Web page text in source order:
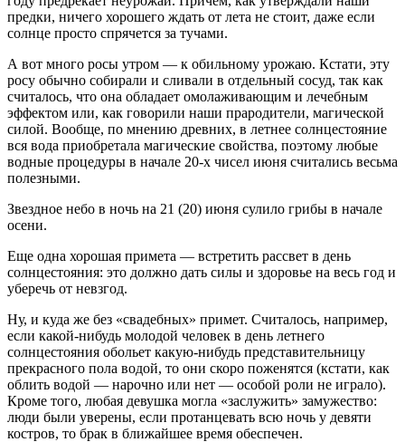
предки, ничего хорошего ждать от лета не стоит, даже если
солнце просто спрячется за тучами.
А вот много росы утром — к обильному урожаю. Кстати, эту
росу обычно собирали и сливали в отдельный сосуд, так как
считалось, что она обладает омолаживающим и лечебным
эффектом или, как говорили наши прародители, магической
силой. Вообще, по мнению древних, в летнее солнцестояние
вся вода приобретала магические свойства, поэтому любые
водные процедуры в начале 20-х чисел июня считались весьма
полезными.
Звездное небо в ночь на 21 (20) июня сулило грибы в начале
осени.
Еще одна хорошая примета — встретить рассвет в день
солнцестояния: это должно дать силы и здоровье на весь год и
уберечь от невзгод.
Ну, и куда же без «свадебных» примет. Считалось, например,
если какой-нибудь молодой человек в день летнего
солнцестояния обольет какую-нибудь представительницу
прекрасного пола водой, то они скоро поженятся (кстати, как
облить водой — нарочно или нет — особой роли не играло).
Кроме того, любая девушка могла «заслужить» замужество:
люди были уверены, если протанцевать всю ночь у девяти
костров, то брак в ближайшее время обеспечен.